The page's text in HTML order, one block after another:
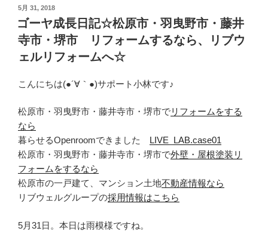
投
日:
5月 31, 2018
ゴーヤ成長日記☆松原市・羽曳野市・藤井
寺市・堺市 リフォームするなら、リブウ
ェルリフォームへ☆
こんにちは(●´∀｀●)サポート小林です♪
松原市・羽曳野市・藤井寺市・堺市でリフォームをする
なら
暮らせるOpenroomできました LIVE_LAB.case01
松原市・羽曳野市・藤井寺市・堺市で外壁・屋根塗装リ
フォームをするなら
松原市の一戸建て、マンション土地不動産情報なら
リブウェルグループの採用情報はこちら
5月31日。本日は雨模様ですね。